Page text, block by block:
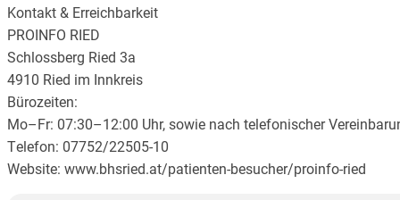
Kontakt & Erreichbarkeit
PROINFO RIED
Schlossberg Ried 3a
4910 Ried im Innkreis
Bürozeiten:
Mo–Fr: 07:30–12:00 Uhr, sowie nach telefonischer
Telefon: 07752/22505-10
Website: www.bhsried.at/patienten-besucher/proinfo-ried